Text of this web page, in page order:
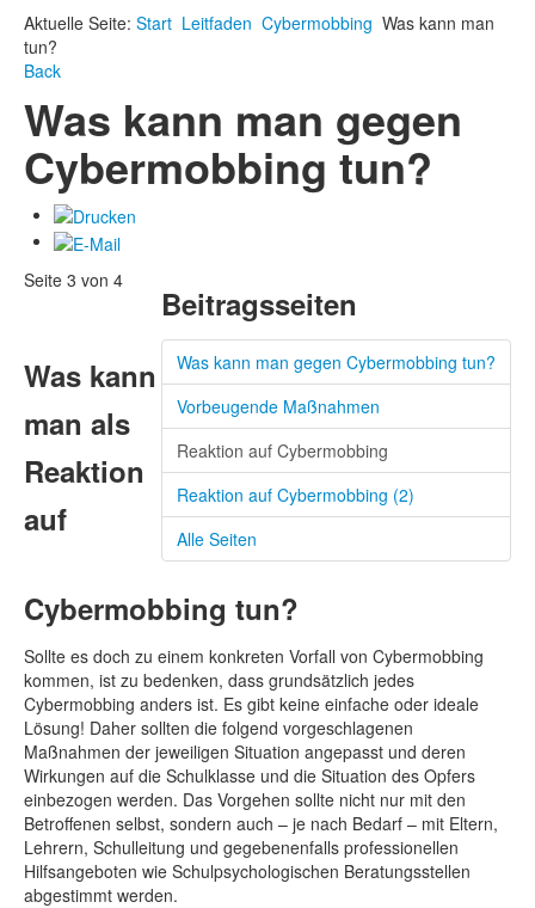
Aktuelle Seite: Start Leitfaden Cybermobbing Was kann man
tun?
Back
Was kann man gegen
Cybermobbing tun?
Beitragsseiten
Was kann man gegen Cybermobbing tun?
Vorbeugende Maßnahmen
Reaktion auf Cybermobbing
Reaktion auf Cybermobbing (2)
Alle Seiten
Seite 3 von 4
Was kann
man als
Reaktion
auf
Cybermobbing tun?
Sollte es doch zu einem konkreten Vorfall von Cybermobbing
kommen, ist zu bedenken, dass grundsätzlich jedes
Cybermobbing anders ist. Es gibt keine einfache oder ideale
Lösung! Daher sollten die folgend vorgeschlagenen
Maßnahmen der jeweiligen Situation angepasst und deren
Wirkungen auf die Schulklasse und die Situation des Opfers
einbezogen werden. Das Vorgehen sollte nicht nur mit den
Betroffenen selbst, sondern auch – je nach Bedarf – mit Eltern,
Lehrern, Schulleitung und gegebenenfalls professionellen
Hilfsangeboten wie Schulpsychologischen Beratungsstellen
abgestimmt werden.